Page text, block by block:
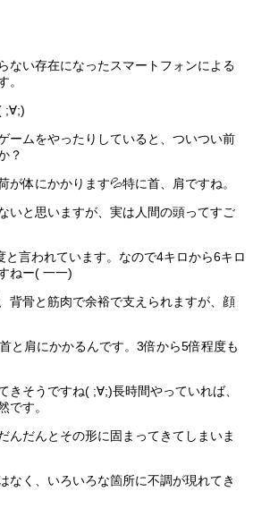
ない存在になったスマートフォンによる
。
;∀;)
ームをやったりしていると、ついつい前
？
が体にかかります💦特に首、肩ですね。
いと思いますが、実は人間の頭ってすご
と言われています。なので4キロから6キロ
ねー( 一一)
背骨と筋肉で余裕で支えられますが、顔
と肩にかかるんです。3倍から5倍程度も
きそうですね( ;∀;)長時間やっていれば、
です。
んだんとその形に固まってきてしまいま
なく、いろいろな箇所に不調が現れてき